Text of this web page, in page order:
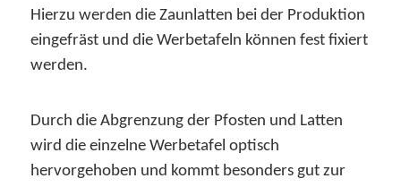
Hierzu werden die Zaunlatten bei der Produktion
eingefräst und die Werbetafeln können fest fixiert
werden.
Durch die Abgrenzung der Pfosten und Latten
wird die einzelne Werbetafel optisch
hervorgehoben und kommt besonders gut zur